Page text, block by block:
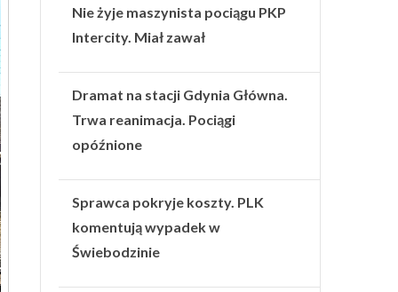
Nie żyje maszynista pociągu PKP
Intercity. Miał zawał
Dramat na stacji Gdynia Główna.
Trwa reanimacja. Pociągi
opóźnione
Sprawca pokryje koszty. PLK
komentują wypadek w
Świebodzinie